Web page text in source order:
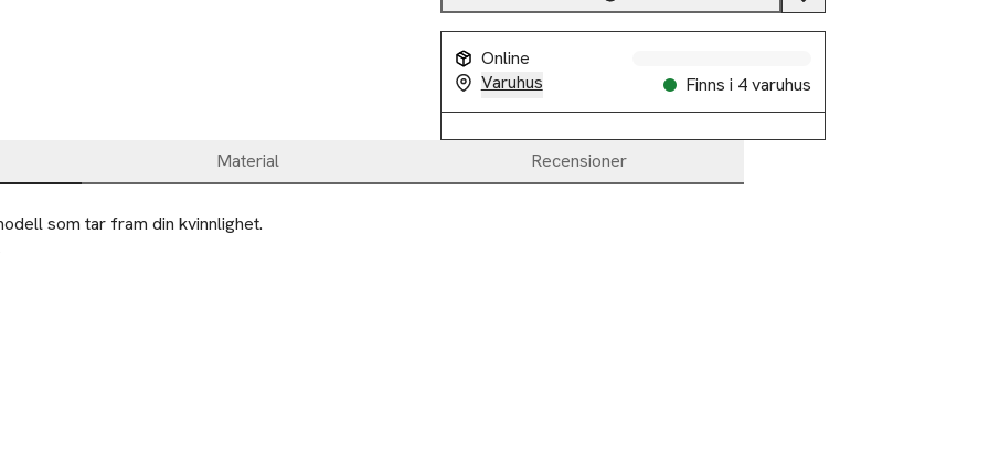
Online
Varuhus
Finns i 4 varuhus
Material Recensioner
som tar fram din kvinnlighet.